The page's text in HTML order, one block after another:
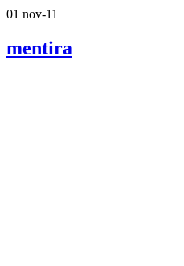
01 nov-11
mentira